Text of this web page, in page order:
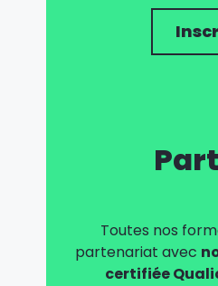
Toutes nos
partenariat avec
certifiée